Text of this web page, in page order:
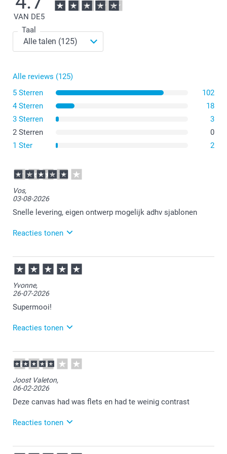
VAN DE5
Taal
Alle reviews (125)
5 Sterren
102
4 Sterren
18
3 Sterren
3
2 Sterren
0
1 Ster
2
Vos,
03-08-2026
Snelle levering, eigen ontwerp mogelijk adhv sjablonen
Reacties tonen
03-08-2026
12:14
Heel veel plezier ervan!
Yvonne,
26-07-2026
Supermooi!
Reacties tonen
28-07-2026
14:34
Heel veel plezier ervan!
Joost Valeton,
06-02-2026
Deze canvas had was flets en had te weinig contrast
Reacties tonen
09-02-2026